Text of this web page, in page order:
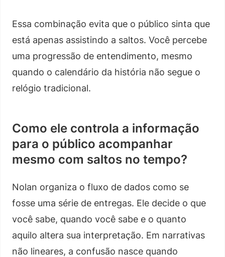
Essa combinação evita que o público sinta que
está apenas assistindo a saltos. Você percebe
uma progressão de entendimento, mesmo
quando o calendário da história não segue o
relógio tradicional.
Como ele controla a informação
para o público acompanhar
mesmo com saltos no tempo?
Nolan organiza o fluxo de dados como se
fosse uma série de entregas. Ele decide o que
você sabe, quando você sabe e o quanto
aquilo altera sua interpretação. Em narrativas
não lineares, a confusão nasce quando